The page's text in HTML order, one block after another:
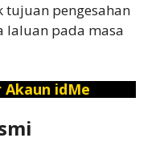
pengesahan
laluan pada masa
idMe